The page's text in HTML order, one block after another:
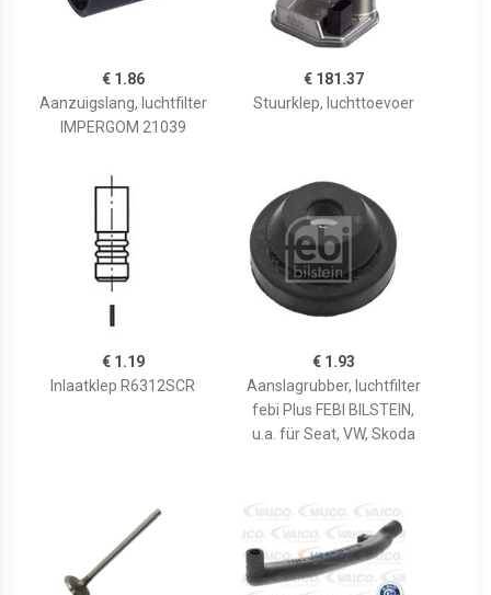
€ 1.86
Aanzuigslang, luchtfilter
IMPERGOM 21039
€ 181.37
Stuurklep, luchttoevoer
€ 1.19
Inlaatklep R6312SCR
€ 1.93
Aanslagrubber, luchtfilter
febi Plus FEBI BILSTEIN,
u.a. für Seat, VW, Skoda